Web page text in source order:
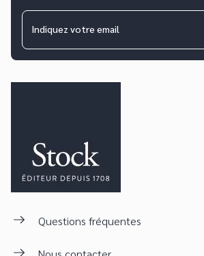
Indiquez votre email
Questions fréquentes